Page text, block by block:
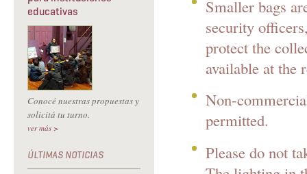
educativas
Conocé nuestras propuestas y
solicitá tu turno.
ver más >
Smaller bags
security
protect the
available at the
Non-
permitted.
Please do not